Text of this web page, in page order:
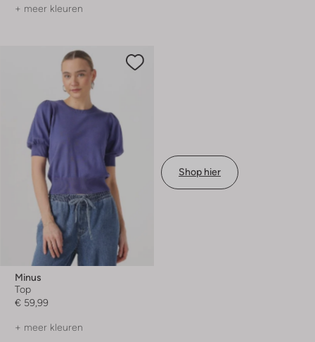
+ meer kleuren
Minus
Top
€ 59,99
+ meer kleuren
Shop hier